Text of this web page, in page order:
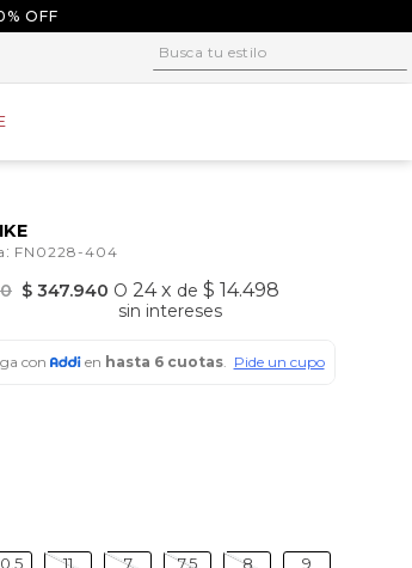
OFF
Busca tu estilo
: FN0228-404
$ 347.940 O 24 x de$ 14.498
sin intereses
11 7 7.5 8
9
6. baleta